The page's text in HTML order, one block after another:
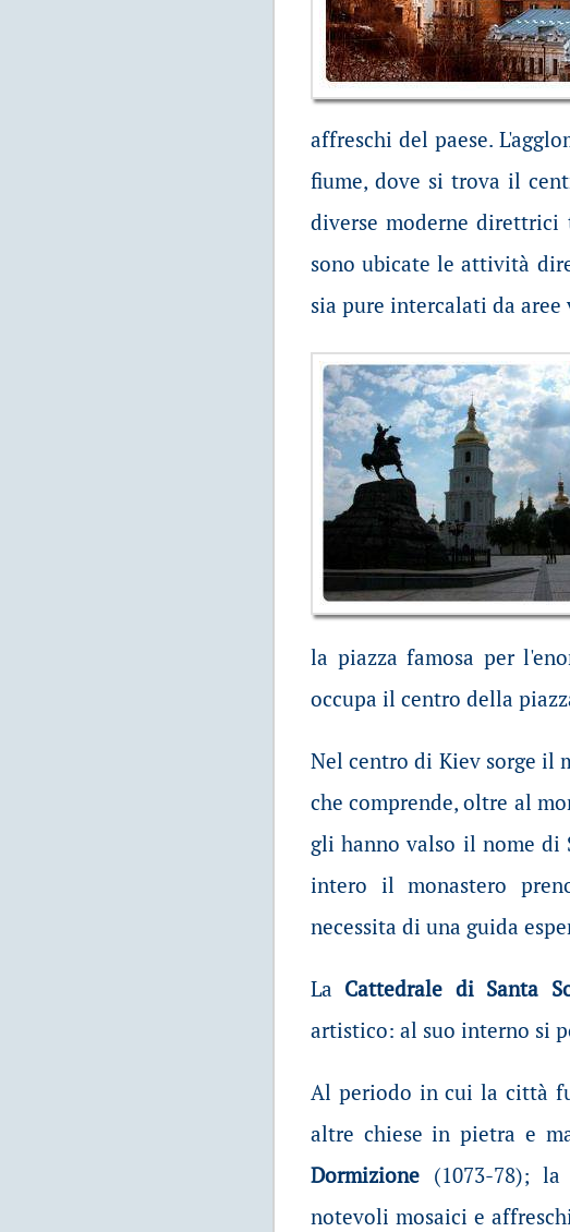
affreschi del paese.
fiume, dove si trova il
diverse moderne direttrici
sono ubicate le attività
sia pure intercalati da aree
la piazza famosa per
occupa il centro della
Nel centro di Kiev sorge il
che comprende, oltre al
gli hanno valso il nome di
intero il monastero
necessita di una guida
La Cattedrale di Santa
artistico: al suo interno si
Al periodo in cui la città
altre chiese in pietra e
Dormizione (1073-78); la
notevoli mosaici e